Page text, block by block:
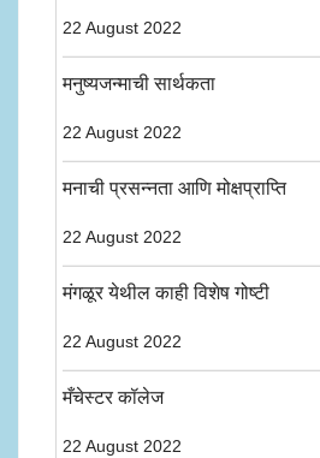
22 August 2022
मनुष्यजन्माची सार्थकता
22 August 2022
मनाची प्रसन्नता आणि मोक्षप्राप्ति
22 August 2022
मंगळूर येथील काही विशेष गोष्टी
22 August 2022
मँचेस्टर कॉलेज
22 August 2022